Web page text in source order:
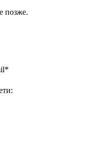
позже.
*